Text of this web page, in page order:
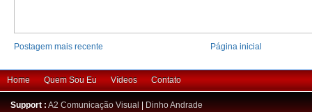
Postagem mais recente Página inicial
Home Quem Sou Eu Vídeos Contato
Support : A2 Comunicação Visual | Dinho Andrade